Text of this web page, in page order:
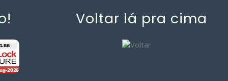
Voltar lá pra cima